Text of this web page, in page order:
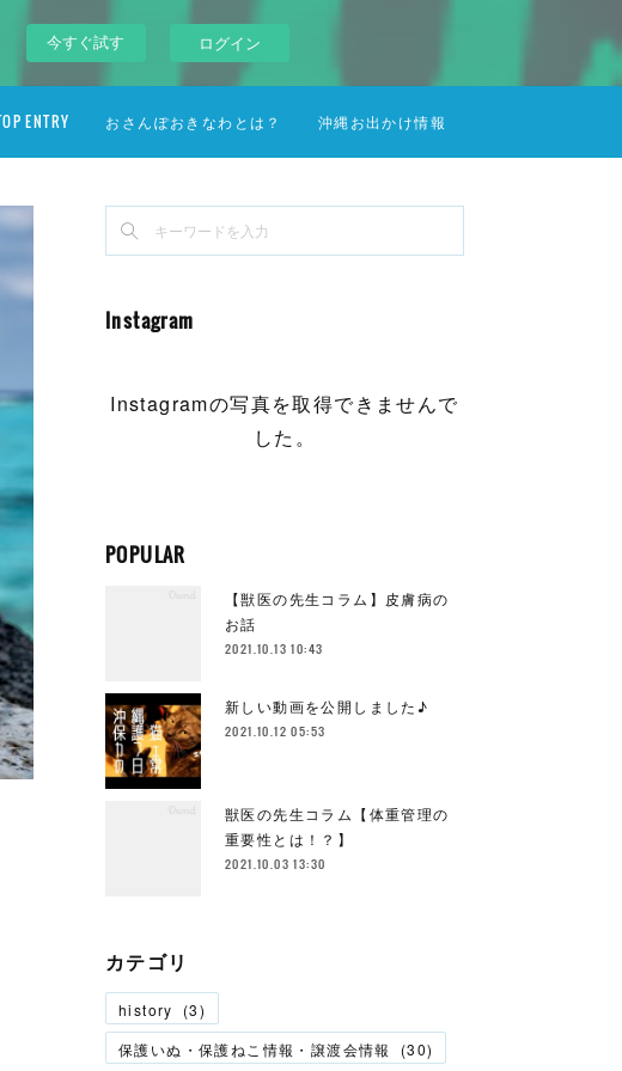
今すぐ試す ログイン
ENTRY おさんぽおきなわとは？ 沖縄お出かけ情報
Instagram
Instagramの写真を取得できませんで
した。
POPULAR
【獣医の先生コラム】皮膚病の
お話
2021.10.13 10:43
新しい動画を公開しました♪
2021.10.12 05:53
獣医の先生コラム【体重管理の
重要性とは！？】
2021.10.03 13:30
カテゴリ
history (3)
保護いぬ・保護ねこ情報・譲渡会情報
(30)